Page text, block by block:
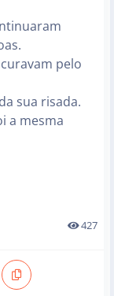
pelo
sua risada.
a mesma
427